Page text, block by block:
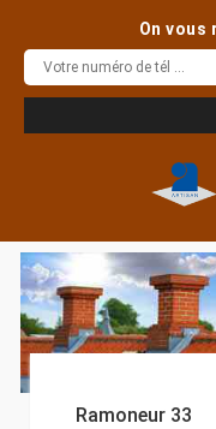
On
Ramoneur 33